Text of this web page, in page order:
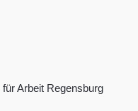
Arbeit Regensburg